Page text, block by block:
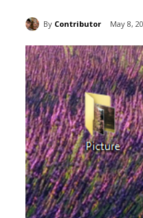
By Contributor May 8,